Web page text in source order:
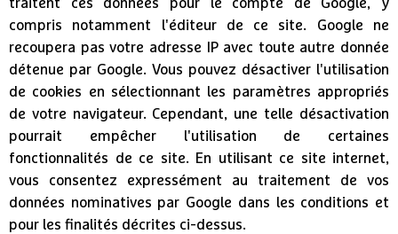
traitent ces données pour le compte de Google, y
compris notamment l'éditeur de ce site. Google ne
recoupera pas votre adresse IP avec toute autre donnée
détenue par Google. Vous pouvez désactiver l'utilisation
de cookies en sélectionnant les paramètres appropriés
de votre navigateur. Cependant, une telle désactivation
pourrait empêcher l'utilisation de certaines
fonctionnalités de ce site. En utilisant ce site internet,
vous consentez expressément au traitement de vos
données nominatives par Google dans les conditions et
pour les finalités décrites ci-dessus.